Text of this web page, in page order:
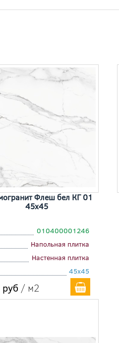
Флеш бел КГ 01
45x45
010400001246
Напольная плитка
Настенная плитка
45x45
/ м2